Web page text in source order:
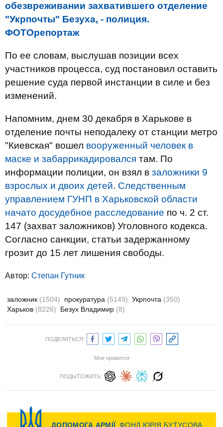
обезвреживании захватившего отделение
"Укрпочты" Безуха, - полиция.
ФОТОрепортаж
По ее словам, выслушав позиции всех
участников процесса, суд постановил оставить
решение суда первой инстанции в силе и без
изменений.
Напомним, днем 30 декабря в Харькове в
отделение почты неподалеку от станции метро
"Киевская" вошел вооруженный человек в
маске и забаррикадировался там. По
информации полиции, он взял в заложники 9
взрослых и двоих детей. Следственным
управлением ГУНП в Харьковской области
начато досудебное расследование по ч. 2 ст.
147 (захват заложников) Уголовного кодекса.
Согласно санкции, статьи задержанному
грозит до 15 лет лишения свободы.
Автор: Степан Гутник
заложник (1504) прокуратура (5149) Укрпочта (350)
Харьков (8226) Безух Владимир (8)
ПОДЕЛИТЬСЯ:
Мне нравится
ПОДЫТОЖИТЬ: